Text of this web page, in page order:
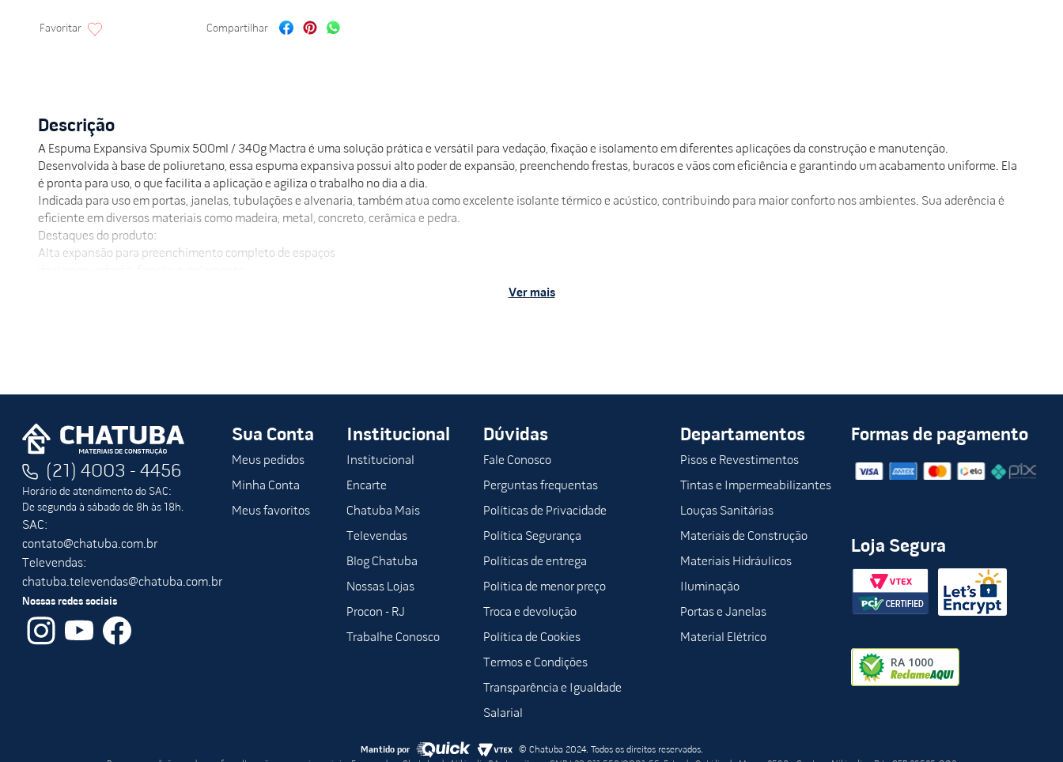
Descrição
A Espuma Expansiva Spumix 500ml / 340g Mactra é uma solução prática e versátil para vedação, fixação e isolamento em diferentes aplicações da construção e manutenção.
Desenvolvida à base de poliuretano, essa espuma expansiva possui alto poder de expansão, preenchendo frestas, buracos e vãos com eficiência e garantindo um acabamento uniforme. Ela
é pronta para uso, o que facilita a aplicação e agiliza o trabalho no dia a dia.
Indicada para uso em portas, janelas, tubulações e alvenaria, também atua como excelente isolante térmico e acústico, contribuindo para maior conforto nos ambientes. Sua aderência é
eficiente em diversos materiais como madeira, metal, concreto, cerâmica e pedra.
Destaques do produto:
Alta expansão para preenchimento completo de espaços
Ver mais
(21) 4003 - 4456
Horário de atendimento do SAC:
De segunda à sábado de 8h às 18h.
SAC:
contato@chatuba.com.br
Televendas:
chatuba.televendas@chatuba.com.br
Nossas redes sociais
Sua Conta
Meus pedidos
Minha Conta
Meus favoritos
Institucional
Institucional
Encarte
Chatuba Mais
Televendas
Blog Chatuba
Nossas Lojas
Procon - RJ
Trabalhe Conosco
Dúvidas
Fale Conosco
Perguntas frequentas
Políticas de Privacidade
Política Segurança
Políticas de entrega
Política de menor preço
Troca e devolução
Política de Cookies
Termos e Condições
Transparência e Igualdade
Salarial
Departamentos
Pisos e Revestimentos
Tintas e Impermeabilizantes
Louças Sanitárias
Materiais de Construção
Materiais Hidráulicos
Iluminação
Portas e Janelas
Material Elétrico
Formas de pagamento
Loja Segura
Mantido por
© Chatuba 2024. Todos os direitos reservados.